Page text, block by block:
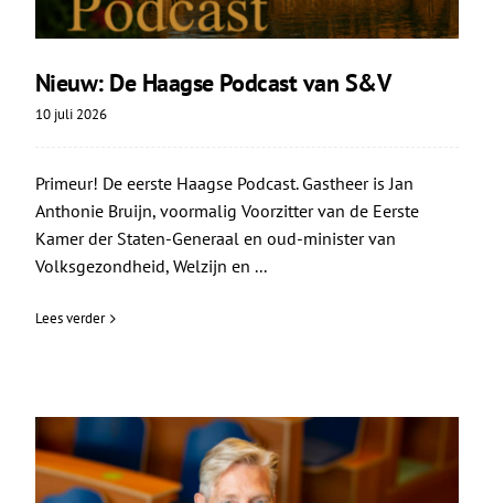
Nieuw: De Haagse Podcast van S&V
10 juli 2026
Primeur! De eerste Haagse Podcast. Gastheer is Jan
Anthonie Bruijn, voormalig Voorzitter van de Eerste
Kamer der Staten-Generaal en oud-minister van
Volksgezondheid, Welzijn en ...
Lees verder